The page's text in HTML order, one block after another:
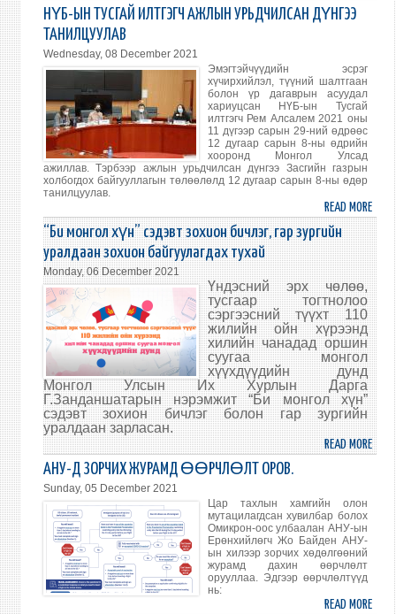
НҮБ-
БАГА
НҮБ-ЫН ТУСГАЙ ИЛТГЭГЧ АЖЛЫН УРЬДЧИЛСАН ДҮНГЭЭ
ТАНИЛЦУУЛАВ
Wednesday, 08 December 2021
Эмэгтэйчүүдийн эсрэг
хүчирхийлэл, түүний шалтгаан
болон үр дагаврын асуудал
хариуцсан НҮБ-ын Тусгай
илтгэгч Рем Алсалем 2021 оны
11 дүгээр сарын 29-ний өдрөөс
12 дугаар сарын 8-ны өдрийн
хооронд Монгол Улсад
ажиллав. Тэрбээр ажлын урьдчилсан дүнгээ Засгийн газрын
холбогдох байгууллагын төлөөлөлд 12 дугаар сарын 8-ны өдөр
танилцуулав.
READ MORE
НҮБ-
ЫН
“Би монгол хүн” сэдэвт зохион бичлэг, гар зургийн
уралдаан зохион байгуулагдах тухай
Monday, 06 December 2021
Үндэсний эрх чөлөө,
тусгаар тогтнолоо
сэргээсний түүхт 110
жилийн ойн хүрээнд
хилийн чанадад оршин
суугаа монгол
хүүхдүүдийн дунд
Монгол Улсын Их Хурлын Дарга
Г.Занданшатарын нэрэмжит “Би монгол хүн”
сэдэвт зохион бичлэг болон гар зургийн
уралдаан зарласан.
READ MORE
АНУ-Д ЗОРЧИХ ЖУРАМД ӨӨРЧЛӨЛТ ОРОВ.
Sunday, 05 December 2021
Цар тахлын хамгийн олон
мутацилагдсан хувилбар болох
Омикрон-оос улбаалан АНУ-ын
Ерөнхийлөгч Жо Байден АНУ-
ын хилээр зорчих хөдөлгөөний
журамд дахин өөрчлөлт
орууллаа. Эдгээр өөрчлөлтүүд
нь:
READ MORE